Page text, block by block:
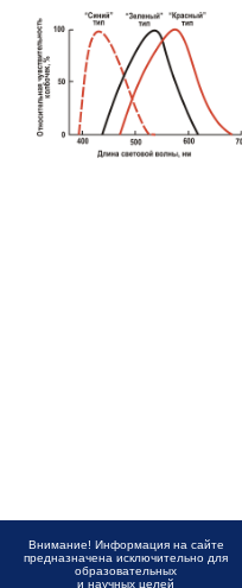
Внимание! Информация на сайте
предназначена исключительно для
образовательных
и научных целей